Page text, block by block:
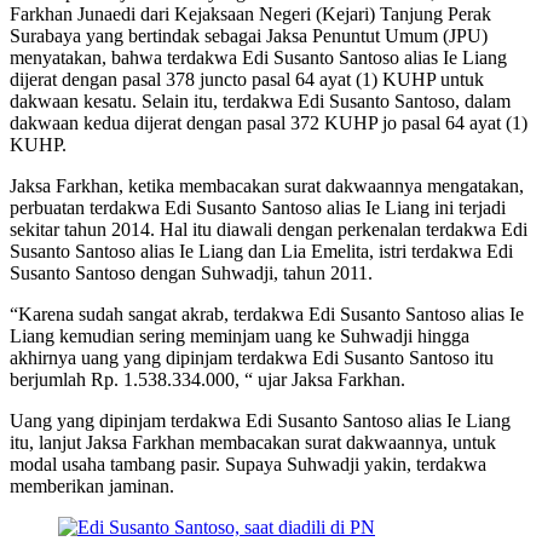
Farkhan Junaedi dari Kejaksaan Negeri (Kejari) Tanjung Perak
Surabaya yang bertindak sebagai Jaksa Penuntut Umum (JPU)
menyatakan, bahwa terdakwa Edi Susanto Santoso alias Ie Liang
dijerat dengan pasal 378 juncto pasal 64 ayat (1) KUHP untuk
dakwaan kesatu. Selain itu, terdakwa Edi Susanto Santoso, dalam
dakwaan kedua dijerat dengan pasal 372 KUHP jo pasal 64 ayat (1)
KUHP.
Jaksa Farkhan, ketika membacakan surat dakwaannya mengatakan,
perbuatan terdakwa Edi Susanto Santoso alias Ie Liang ini terjadi
sekitar tahun 2014. Hal itu diawali dengan perkenalan terdakwa Edi
Susanto Santoso alias Ie Liang dan Lia Emelita, istri terdakwa Edi
Susanto Santoso dengan Suhwadji, tahun 2011.
“Karena sudah sangat akrab, terdakwa Edi Susanto Santoso alias Ie
Liang kemudian sering meminjam uang ke Suhwadji hingga
akhirnya uang yang dipinjam terdakwa Edi Susanto Santoso itu
berjumlah Rp. 1.538.334.000, “ ujar Jaksa Farkhan.
Uang yang dipinjam terdakwa Edi Susanto Santoso alias Ie Liang
itu, lanjut Jaksa Farkhan membacakan surat dakwaannya, untuk
modal usaha tambang pasir. Supaya Suhwadji yakin, terdakwa
memberikan jaminan.